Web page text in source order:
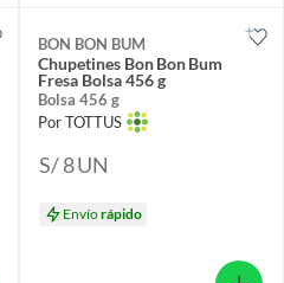
BON BON BUM
Chupetines Bon Bon Bum
Fresa Bolsa 456 g
Bolsa 456 g
Por TOTTUS
S/ 8UN
Envíorápido